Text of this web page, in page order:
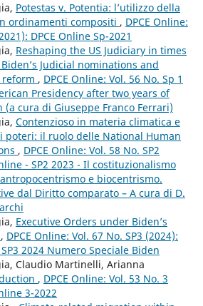
Potestas v. Potentia: l’utilizzo della
ordinamenti compositi , DPCE Online:
DPCE Online Sp-2021
Reshaping the US Judiciary in times
Judicial nominations and
reform , DPCE Online: Vol. 56 No. Sp 1
Presidency after two years of
(a cura di Giuseppe Franco Ferrari)
Contenzioso in materia climatica e
poteri: il ruolo delle National Human
, DPCE Online: Vol. 58 No. SP2
- SP2 2023 - Il costituzionalismo
e biocentrismo.
dal Diritto comparato – A cura di D.
Executive Orders under Biden’s
, DPCE Online: Vol. 67 No. SP3 (2024):
SP3 2024 Numero Speciale Biden
Claudio Martinelli, Arianna
, DPCE Online: Vol. 53 No. 3
3-2022